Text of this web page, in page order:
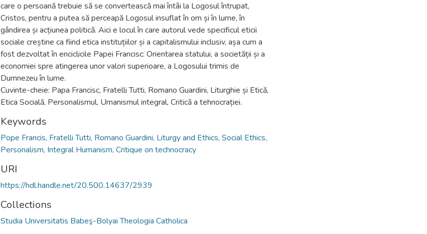
care o persoană trebuie să se convertească mai întâi la Logosul întrupat,
Cristos, pentru a putea să perceapă Logosul insuflat în om și în lume, în
gândirea și acțiunea politică. Aici e locul în care autorul vede specificul eticii
sociale creștine ca fiind etica instituțiilor și a capitalismului inclusiv, așa cum a
fost dezvoltat în enciclicile Papei Francisc: Orientarea statului, a societății și a
economiei spre atingerea unor valori superioare, a Logosului trimis de
Dumnezeu în lume.
Cuvinte-cheie: Papa Francisc, Fratelli Tutti, Romano Guardini, Liturghie și Etică,
Etica Socială, Personalismul, Umanismul integral, Critică a tehnocrației.
Keywords
Pope Francis, Fratelli Tutti, Romano Guardini, Liturgy and Ethics, Social Ethics,
Personalism, Integral Humanism, Critique on technocracy
URI
https://hdl.handle.net/20.500.14637/2939
Collections
Studia Universitatis Babeş-Bolyai Theologia Catholica